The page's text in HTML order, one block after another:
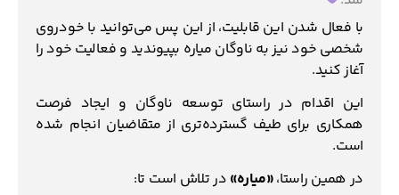
با فعال شدن این قابلیت، از این پس می‌توانید با خودروی
شخصی خود نیز به ناوگان میاره بپیوندید و فعالیت خود را
آغاز کنید.
این اقدام در راستای توسعه ناوگان و ایجاد فرصت
همکاری برای طیف گسترده‌تری از متقاضیان انجام شده
است.
در همین راستا،«میاره» در تلاش است تا: